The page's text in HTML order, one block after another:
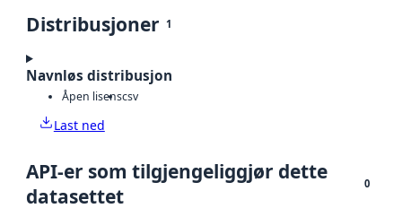
Distribusjoner 1
Navnløs distribusjon
Åpen lisenscsv
Last ned
API-er som tilgjengeliggjør dette
datasettet
0